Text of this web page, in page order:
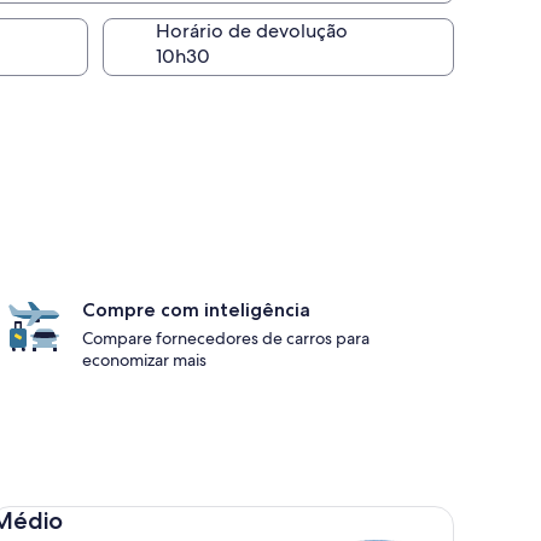
Horário de devolução
Compre com inteligência
Compare fornecedores de carros para
economizar mais
Toyota Corolla